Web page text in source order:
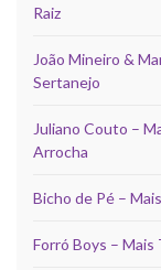
Raiz
João Mineiro &
Sertanejo
Juliano Couto –
Arrocha
Bicho de Pé –
Forró Boys – Mais